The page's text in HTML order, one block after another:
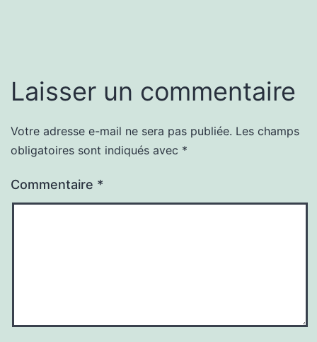
Laisser un commentaire
Votre adresse e-mail ne sera pas publiée. Les champs
obligatoires sont indiqués avec *
Commentaire *